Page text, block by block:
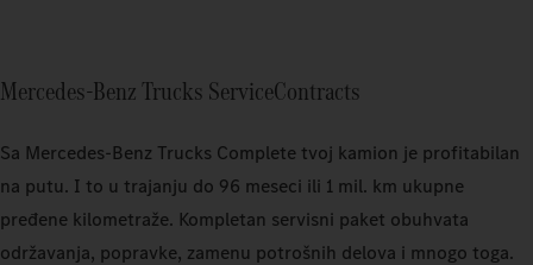
Mercedes‑Benz Trucks ServiceContracts
Sa Mercedes‑Benz Trucks Complete tvoj kamion je profitabilan
na putu. I to u trajanju do 96 meseci ili 1 mil. km ukupne
pređene kilometraže. Kompletan servisni paket obuhvata
održavanja, popravke, zamenu potrošnih delova i mnogo toga.